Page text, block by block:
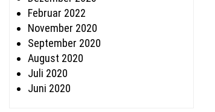
Februar 2022
November 2020
September 2020
August 2020
Juli 2020
Juni 2020